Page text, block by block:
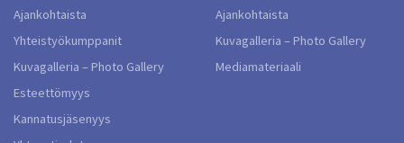
Ajankohtaista
Yhteistyökumppanit
Kuvagalleria – Photo Gallery
Esteettömyys
Kannatusjäsenyys
Ajankohtaista
Kuvagalleria – Photo Gallery
Mediamateriaali